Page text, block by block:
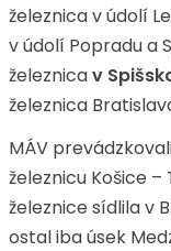
železnica v údolí
v údolí Popradu a
železnicav
železnica
MÁV
železnicu Košice
železnice sídlila v
ostal iba úsek